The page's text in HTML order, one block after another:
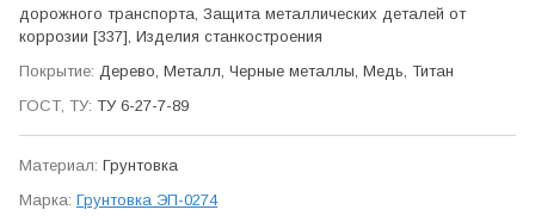
дорожного транспорта, Защита метал­лических деталей от
коррозии [337], Изделия станко­строения
Дерево, Металл, Черные металлы, Медь, Титан
ТУ 6-27-7-89
Грунтовка
Грунтовка ЭП-0274